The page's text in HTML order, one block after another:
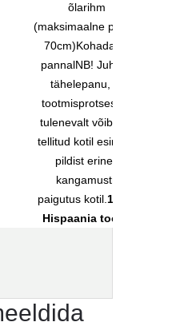
õlarihm
(maksimaalne pikkus
70cm)Kohadatav
pannalNB! Juhime
tähelepanu, et
tootmisprotsessist
tulenevalt võib teie
tellitud kotil esineda
pildist erinev
kangamustri
paigutus kotil. 100%
Hispaania toode